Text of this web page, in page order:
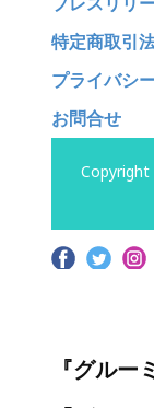
特定商取引
プライバシ
お問合せ
Copyright
『グル